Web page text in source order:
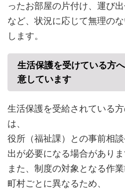
ったお部屋の片付け、運び
など、状況に応じて無理の
します。
生活保護を受けている方
意しています
生活保護を受給されている
は、
役所（福祉課）との事前相
出が必要になる場合がありま
また、制度の対象となる作
町村ごとに異なるため、